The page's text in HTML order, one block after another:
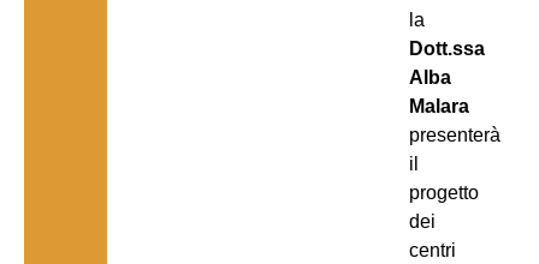
la
Dott.ssa
Alba
Malara
presenterà
il
progetto
dei
centri